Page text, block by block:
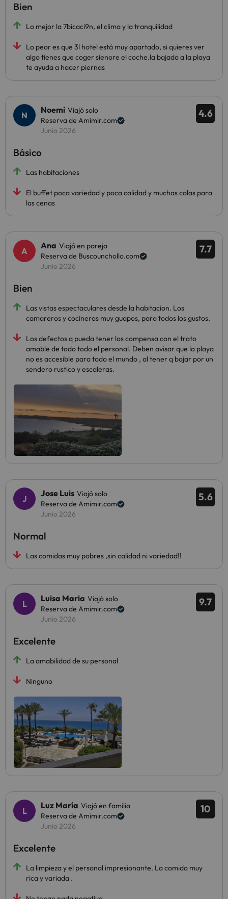
Bien
Lo mejor la 7bicaci9n, el clima y la tranquilidad
Lo peor es que 3l hotel está muy apartado, si quieres ver
algo tienes que coger sienore el coche.la bajada a la playa
te ayuda a hacer piernas
4.6
Noemi Viajó solo
Reserva de Amimir.com
Junio 2026
Básico
Las habitaciones
El buffet poca variedad y poca calidad y muchas colas para
las cenas
7.7
Ana Viajó en pareja
Reserva de Buscounchollo.com
Junio 2026
Bien
Las vistas espectaculares desde la habitacion. Los
camareros y cocineros muy guapos, para todos los gustos.
Los defectos q pueda tener los compensa con el trato
amable de todo todo el personal. Deben avisar que la playa
no es accesible para todo el mundo , al tener q bajar por un
sendero rustico y escaleras.
5.6
Jose Luis Viajó solo
Reserva de Amimir.com
Junio 2026
Normal
Las comidas muy pobres ,sin calidad ni variedad!!
9.7
Luisa Maria Viajó solo
Reserva de Amimir.com
Junio 2026
Excelente
La amabilidad de su personal
Ninguno
10
Luz María Viajó en familia
Reserva de Amimir.com
Junio 2026
Excelente
La limpieza y el personal impresionante. La comida muy
rica y variada .